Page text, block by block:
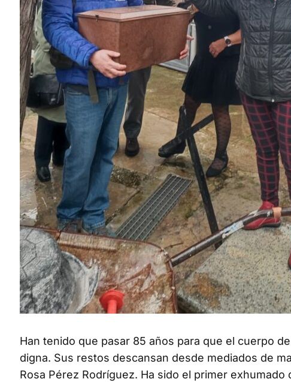
Han tenido que pasar 85 años para que el cuerpo
digna. Sus restos descansan desde mediados de
Rosa Pérez Rodríguez. Ha sido el primer